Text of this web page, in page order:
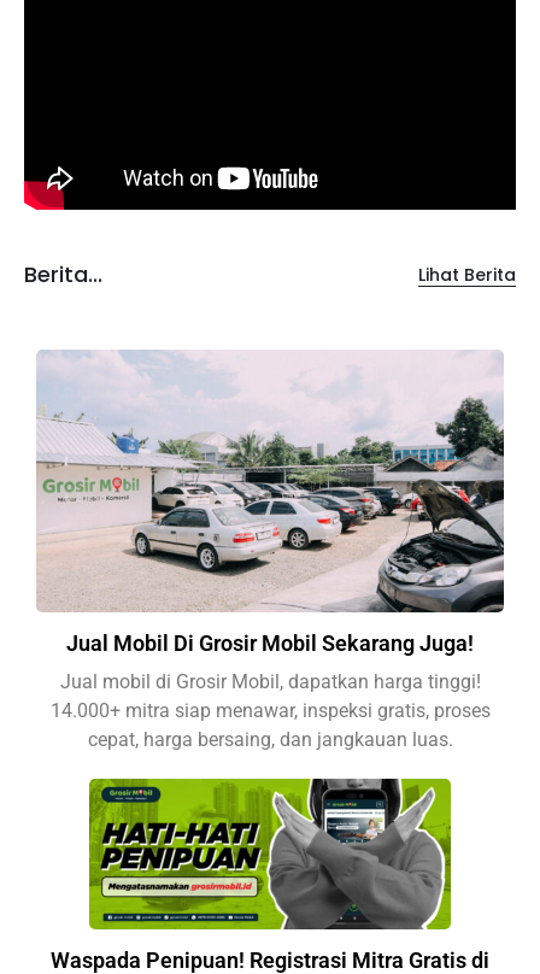
Berita... Lihat Berita
Jual Mobil Di Grosir Mobil Sekarang Juga!
Jual mobil di Grosir Mobil, dapatkan harga tinggi!
14.000+ mitra siap menawar, inspeksi gratis, proses
cepat, harga bersaing, dan jangkauan luas.
Waspada Penipuan! Registrasi Mitra Gratis di